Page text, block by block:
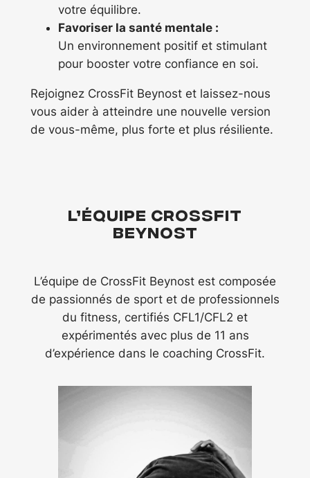
votre équilibre.
Favoriser la santé mentale :
Un environnement positif et stimulant
pour booster votre confiance en soi.
Rejoignez CrossFit Beynost et laissez-nous
vous aider à atteindre une nouvelle version
de vous-même, plus forte et plus résiliente.
L’équipe CrossFit
Beynost
L’équipe de CrossFit Beynost est composée
de passionnés de sport et de professionnels
du fitness, certifiés CFL1/CFL2 et
expérimentés avec plus de 11 ans
d’expérience dans le coaching CrossFit.